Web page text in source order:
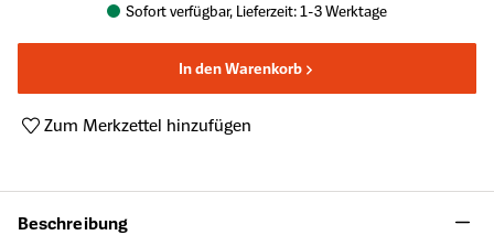
Sofort verfügbar, Lieferzeit: 1-3 Werktage
In den Warenkorb
Zum Merkzettel hinzufügen
Beschreibung